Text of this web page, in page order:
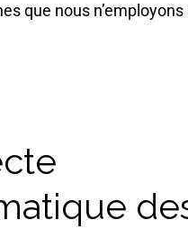
que nous n’employons